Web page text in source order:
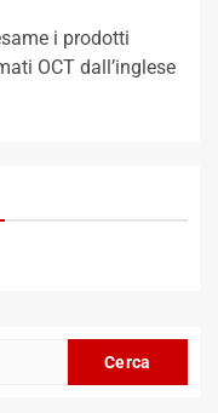
i prodotti
OCT dall’inglese